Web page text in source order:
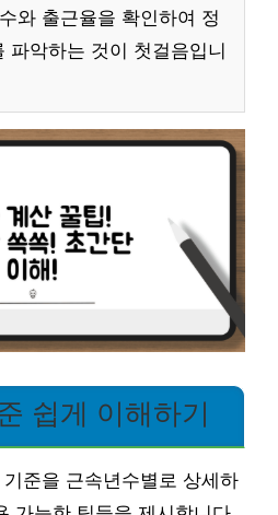
와 출근율을 확인하여 정
파악하는 것이 첫걸음입니
쉽게 이해하기
준을 근속년수별로 상세하